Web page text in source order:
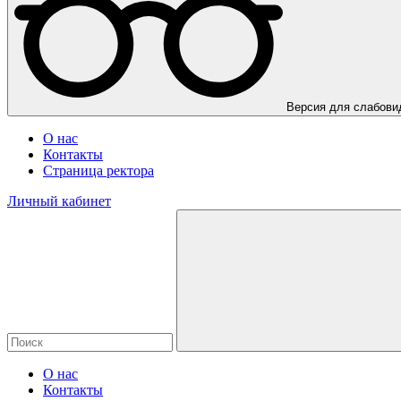
Версия для
О нас
Контакты
Страница ректора
Личный кабинет
О нас
Контакты